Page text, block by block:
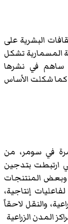
البشرية على
المسمارية تشكل
ساهم في نشرها
كما شكلت الأساس
في سومر، من
ارتبطت بتدجين
وبعض المنتنجات
إنتاجية،
والنقل لاحقاً
المدن الزراعية